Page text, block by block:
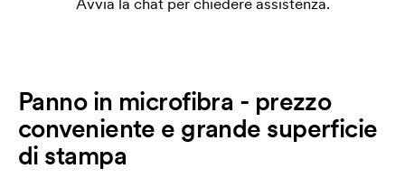
Panno in microfibra - prezzo
conveniente e grande superficie
di stampa